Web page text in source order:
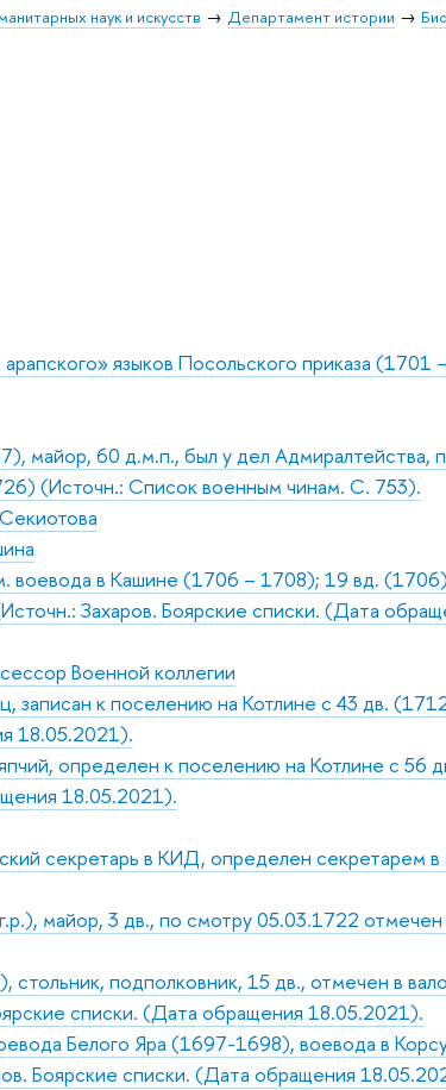
наук и искусств Департамент истории
языков Посольского приказа
майор, 60 д.м.п., был у дел Адмиралтейства,
(Источн.: Список военным чинам. С. 753).
воевода в Кашине (1706 – 1708); 19 вд.
Захаров. Боярские списки. (Дата
Военной коллегии
записан к поселению на Котлине с 43 дв.
18.05.2021).
определен к поселению на Котлине с
18.05.2021).
секретарь в КИД, определен секретарем
майор, 3 дв., по смотру 05.03.1722
стольник, подполковник, 15 дв., отмечен в
списки. (Дата обращения 18.05.2021).
Белого Яра (1697-1698), воевода в
Боярские списки. (Дата обращения